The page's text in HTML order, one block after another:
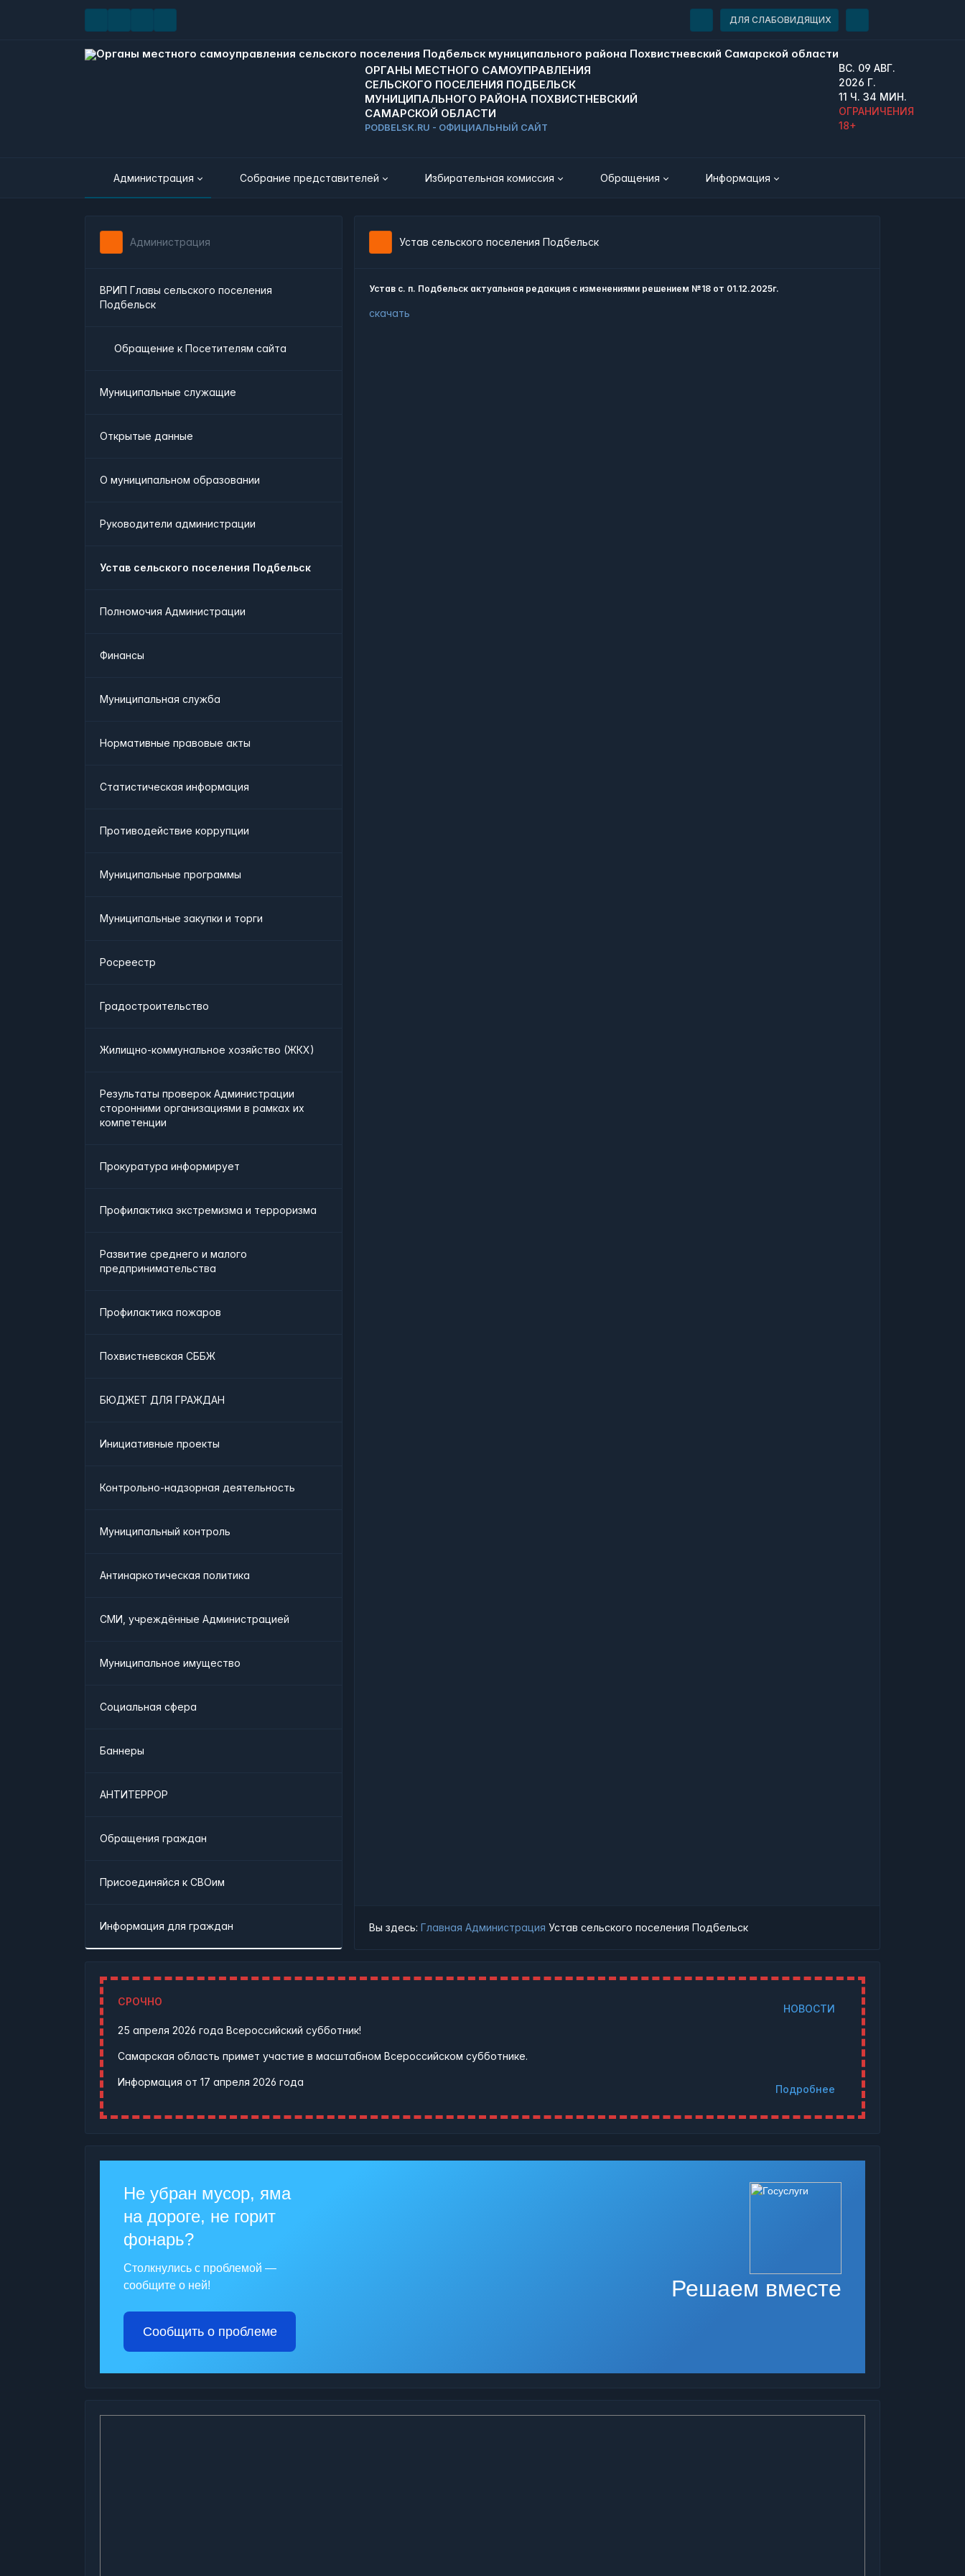
ДЛЯ СЛАБОВИДЯЩИХ
ОРГАНЫ МЕСТНОГО САМОУПРАВЛЕНИЯ
СЕЛЬСКОГО ПОСЕЛЕНИЯ ПОДБЕЛЬСК
МУНИЦИПАЛЬНОГО РАЙОНА ПОХВИСТНЕВСКИЙ
САМАРСКОЙ ОБЛАСТИ
PODBELSK.RU - ОФИЦИАЛЬНЫЙ САЙТ
ВС. 09 АВГ.
2026 Г.
11 Ч. 34 МИН.
ОГРАНИЧЕНИЯ
18+
Администрация Собрание представителей Избирательная комиссия Обращения Информация
Администрация
ВРИП Главы сельского поселения
Подбельск
Обращение к Посетителям сайта
Муниципальные служащие
Открытые данные
О муниципальном образовании
Руководители администрации
Устав сельского поселения Подбельск
Полномочия Администрации
Финансы
Муниципальная служба
Нормативные правовые акты
Статистическая информация
Противодействие коррупции
Муниципальные программы
Муниципальные закупки и торги
Росреестр
Градостроительство
Жилищно-коммунальное хозяйство (ЖКХ)
Результаты проверок Администрации
сторонними организациями в рамках их
компетенции
Прокуратура информирует
Профилактика экстремизма и терроризма
Развитие среднего и малого
предпринимательства
Профилактика пожаров
Похвистневская СББЖ
БЮДЖЕТ ДЛЯ ГРАЖДАН
Инициативные проекты
Контрольно-надзорная деятельность
Муниципальный контроль
Антинаркотическая политика
СМИ, учреждённые Администрацией
Муниципальное имущество
Социальная сфера
Баннеры
АНТИТЕРРОР
Обращения граждан
Присоединяйся к СВОим
Информация для граждан
Устав сельского поселения Подбельск
Устав с. п. Подбельск актуальная редакция с изменениями решением №18 от 01.12.2025г.
скачать
Вы здесь: Главная Администрация Устав сельского поселения Подбельск
СРОЧНО
НОВОСТИ
25 апреля 2026 года Всероссийский субботник!
Самарская область примет участие в масштабном Всероссийском субботнике.
Подробнее
Информация от 17 апреля 2026 года
Решаем вместе
Не убран мусор, яма
на дороге, не горит
фонарь?
Столкнулись с проблемой —
сообщите о ней!
Сообщить о проблеме